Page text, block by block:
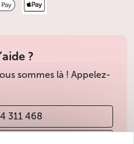
à fronton du Palais
de la seconde moitié du
toutes ses formes et
notamment lePalais
?
sommes là ! Appelez-
311 468